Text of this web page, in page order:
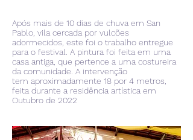
Após mais de 10 dias de chuva em San
Pablo, vila cercada por vulcões
adormecidos, este foi o trabalho entregue
para o festival. A pintura foi feita em uma
casa antiga, que pertence a uma costureira
da comunidade. A intervenção
tem aproximadamente 18 por 4 metros,
feita durante a residência artística em
Outubro de 2022